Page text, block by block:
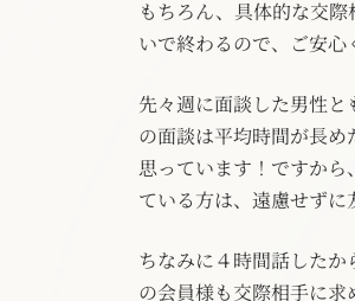
もちろん、具体的な交
いで終わるので、ご安心
先々週に面談した男性
の面談は平均時間が長
思っています！ですか
ている方は、遠慮せず
ちなみに４時間話した
の会員様も交際相手に